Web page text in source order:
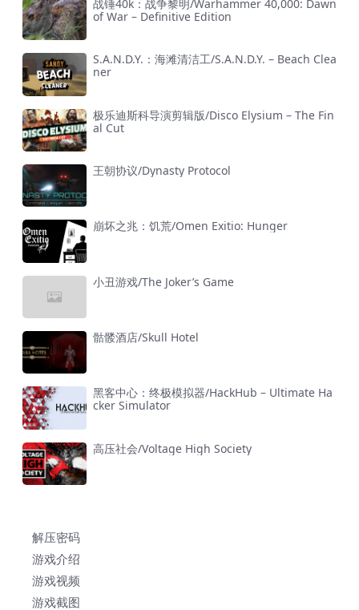
战锤40k：战争黎明/Warhammer 40,000: Dawn
of War – Definitive Edition
S.A.N.D.Y.：海滩清洁工/S.A.N.D.Y. – Beach Clea
ner
极乐迪斯科导演剪辑版/Disco Elysium – The Fin
al Cut
王朝协议/Dynasty Protocol
崩坏之兆：饥荒/Omen Exitio: Hunger
小丑游戏/The Joker’s Game
骷髅酒店/Skull Hotel
黑客中心：终极模拟器/HackHub – Ultimate Ha
cker Simulator
高压社会/Voltage High Society
解压密码
游戏介绍
游戏视频
游戏截图